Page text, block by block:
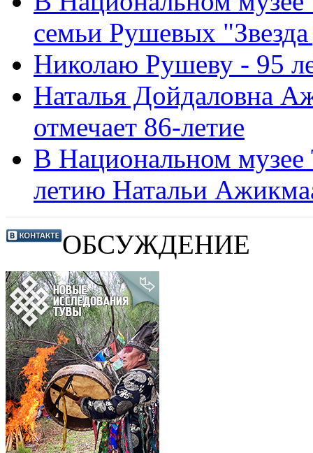
семьи Рушевых "Звезда
Николаю Рушеву - 95
Наталья Дойдаловна
отмечает 86-летие
В Национальном музее
летию Натальи
ОБСУЖДЕНИЕ